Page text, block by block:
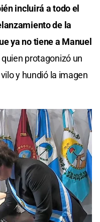
incluirá a todo el
de la
ya no tiene a Manuel
protagonizó un
y hundió la imagen